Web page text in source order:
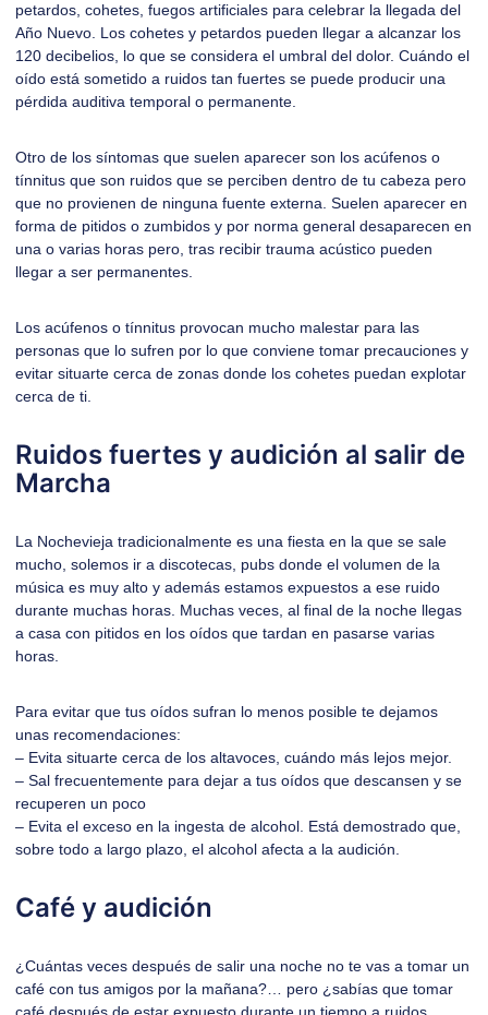
petardos, cohetes, fuegos artificiales para celebrar la llegada del
Año Nuevo. Los cohetes y petardos pueden llegar a alcanzar los
120 decibelios, lo que se considera el umbral del dolor. Cuándo el
oído está sometido a ruidos tan fuertes se puede producir una
pérdida auditiva temporal o permanente.
Otro de los síntomas que suelen aparecer son los acúfenos o
tínnitus que son ruidos que se perciben dentro de tu cabeza pero
que no provienen de ninguna fuente externa. Suelen aparecer en
forma de pitidos o zumbidos y por norma general desaparecen en
una o varias horas pero, tras recibir trauma acústico pueden
llegar a ser permanentes.
Los acúfenos o tínnitus provocan mucho malestar para las
personas que lo sufren por lo que conviene tomar precauciones y
evitar situarte cerca de zonas donde los cohetes puedan explotar
cerca de ti.
Ruidos fuertes y audición al salir de
Marcha
La Nochevieja tradicionalmente es una fiesta en la que se sale
mucho, solemos ir a discotecas, pubs donde el volumen de la
música es muy alto y además estamos expuestos a ese ruido
durante muchas horas. Muchas veces, al final de la noche llegas
a casa con pitidos en los oídos que tardan en pasarse varias
horas.
Para evitar que tus oídos sufran lo menos posible te dejamos
unas recomendaciones:
– Evita situarte cerca de los altavoces, cuándo más lejos mejor.
– Sal frecuentemente para dejar a tus oídos que descansen y se
recuperen un poco
– Evita el exceso en la ingesta de alcohol. Está demostrado que,
sobre todo a largo plazo, el alcohol afecta a la audición.
Café y audición
¿Cuántas veces después de salir una noche no te vas a tomar un
café con tus amigos por la mañana?… pero ¿sabías que tomar